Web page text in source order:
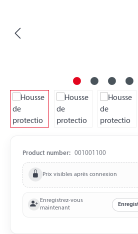
Product number: 001001100
Prix visibles après connexion
Enregistrez-vous
maintenant